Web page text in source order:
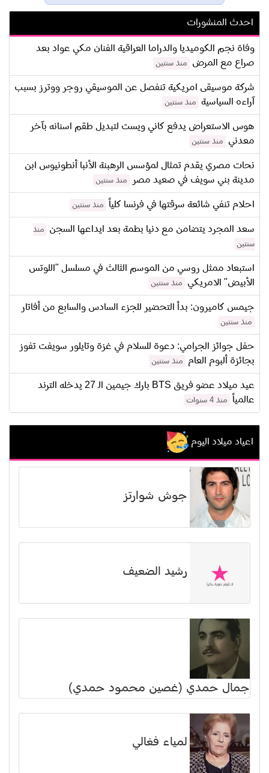
احدث المنشورات
وفاة نجم الكوميديا والدراما العراقية الفنان مكي عواد بعد
صراع مع المرض
منذ سنتين
شركة موسيقى امريكية تنفصل عن الموسيقي روجر ووترز بسبب
آراءه السياسية
منذ سنتين
هوس الاستعراض يدفع كاني ويست لتبديل طقم اسنانه بآخر
معدني
منذ سنتين
نحات مصري يقدم تمثال لمؤسس الرهبنة الأنبا أنطونيوس ابن
مدينة بني سويف في صعيد مصر
منذ سنتين
احلام تنفي شائعة سرقتها في فرنسا كلياً منذ سنتين
سعد المجرد يتضامن مع دنيا بطمة بعد ايداعها السجن
منذ
سنتين
استبعاد ممثل روسي من الموسم الثالث في مسلسل "اللوتس
الأبيض" الامريكي
منذ سنتين
جيمس كاميرون: بدأ التحضير للجزء السادس والسابع من أفاتار
منذ سنتين
حفل جوائز الجرامي: دعوة للسلام في غزة وتايلور سويفت تفوز
بجائزة ألبوم العام
منذ سنتين
عيد ميلاد عضو فريق BTS بارك جيمين الـ 27 يدخله الترند
عالمياً
منذ 4 سنوات
اعياد ميلاد اليوم
جوش شوارتز
رشيد الضعيف
جمال حمدي (غصين محمود حمدي)
لمياء فغالي